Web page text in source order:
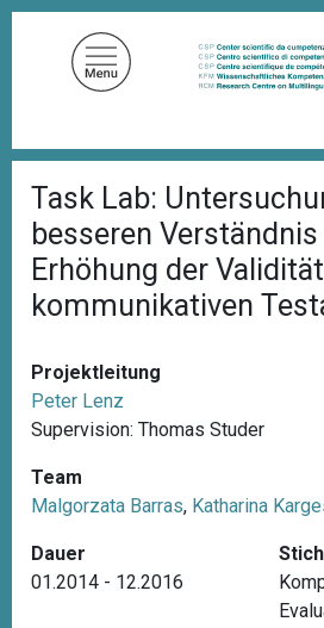
D
f
a
d
n
a
v
i
a
t
i
o
Task Lab:
besseren
Erhöhung der
kommunikativen
Projektleitung
Peter Lenz
Supervision: Thomas Studer
Team
Malgorzata Barras, Katharina
Dauer
01.2014 - 12.2016